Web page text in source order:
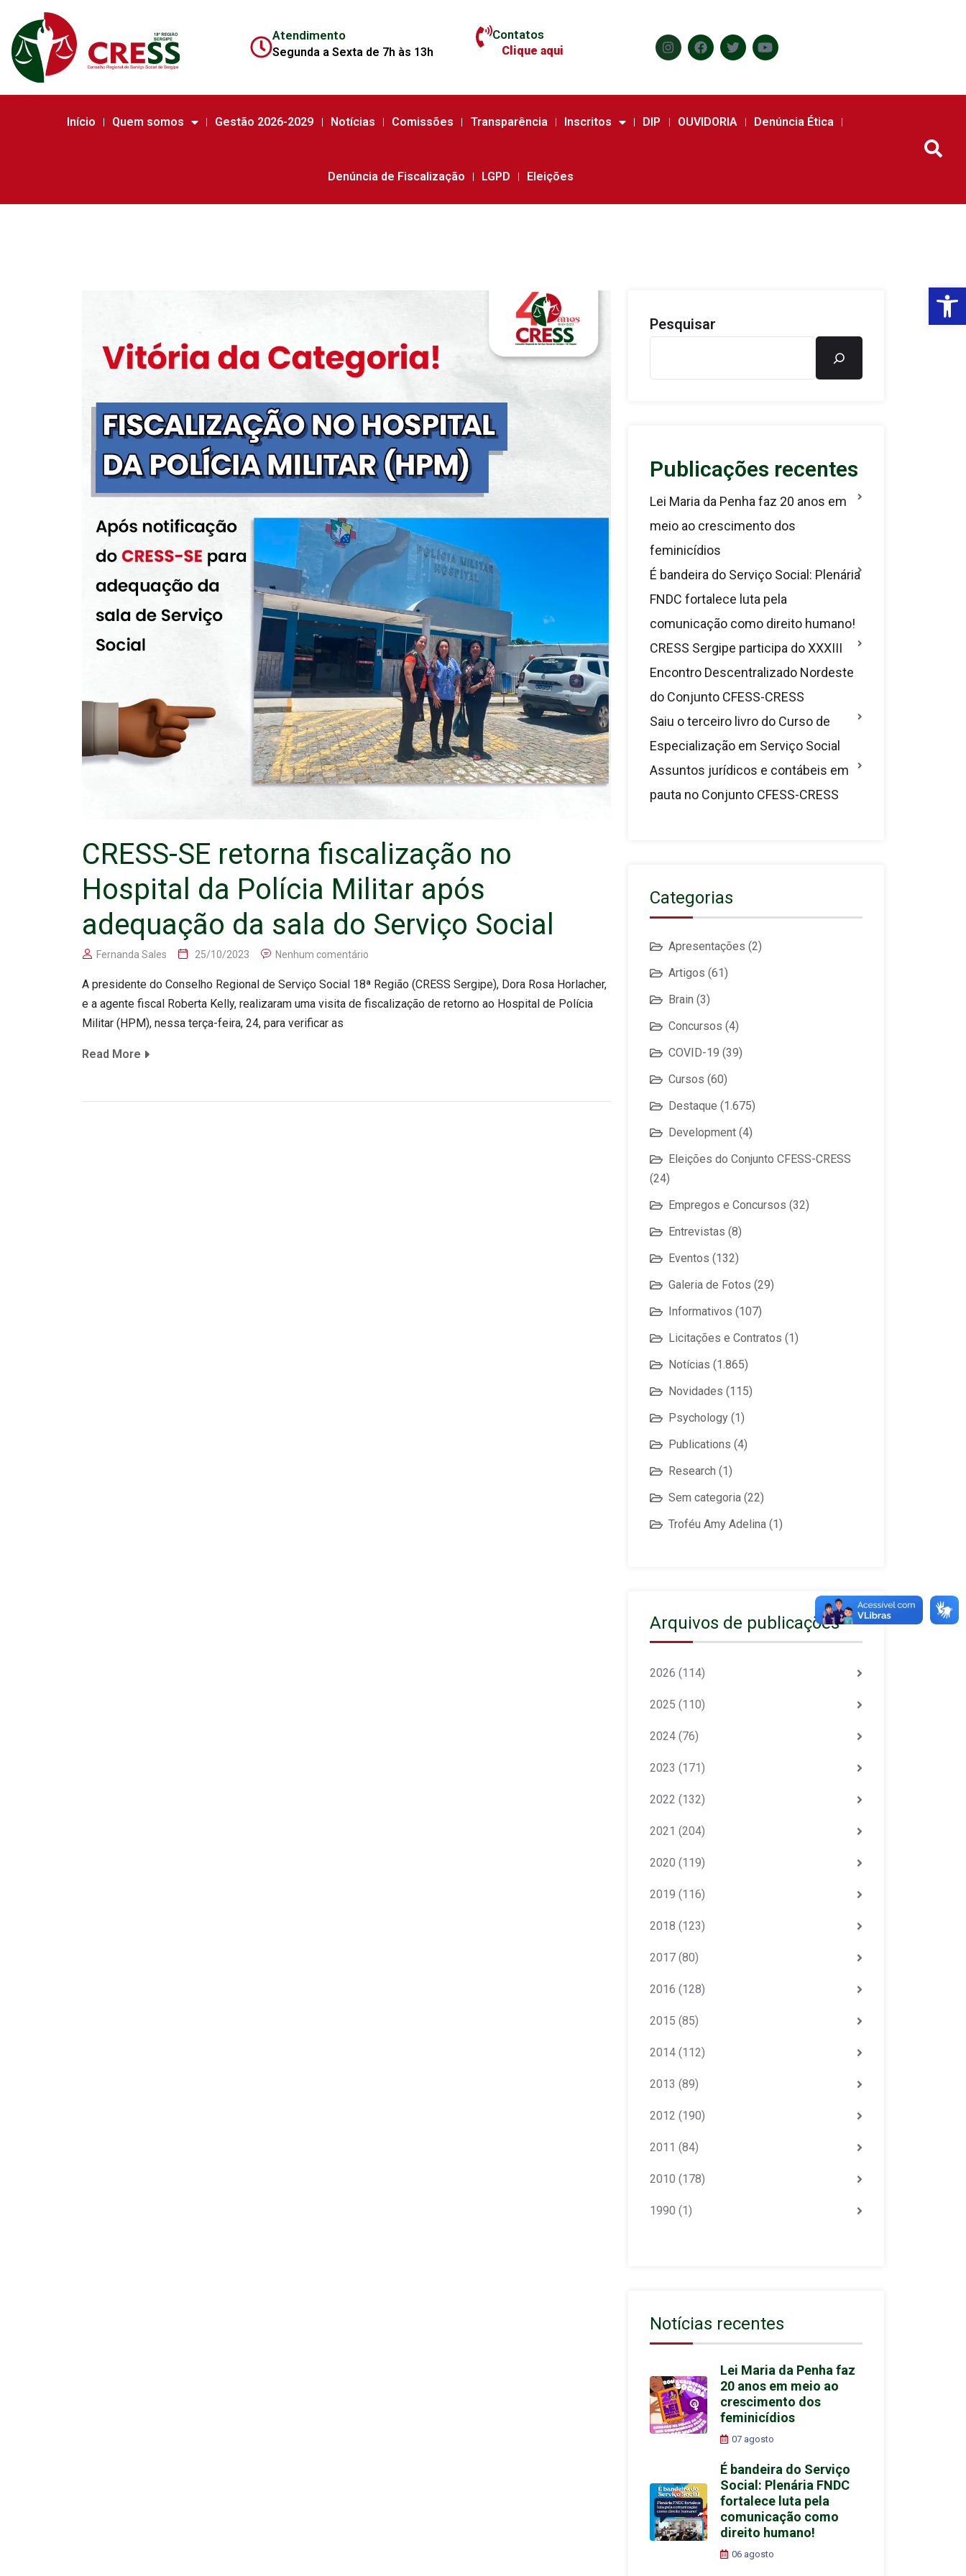
Atendimento
Segunda a Sexta de 7h às 13h
Contatos
Clique aqui
Início Quem somos Gestão 2026-2029 Notícias Comissões Transparência Inscritos DIP OUVIDORIA Denúncia Ética
Denúncia de Fiscalização LGPD Eleições
CRESS-SE retorna fiscalização no
Hospital da Polícia Militar após
adequação da sala do Serviço Social
Fernanda Sales 25/10/2023 Nenhum comentário
A presidente do Conselho Regional de Serviço Social 18ª Região (CRESS Sergipe), Dora Rosa Horlacher,
e a agente fiscal Roberta Kelly, realizaram uma visita de fiscalização de retorno ao Hospital de Polícia
Militar (HPM), nessa terça-feira, 24, para verificar as
Read More
Pesquisar
Publicações recentes
Lei Maria da Penha faz 20 anos em
meio ao crescimento dos
feminicídios
É bandeira do Serviço Social: Plenária
FNDC fortalece luta pela
comunicação como direito humano!
CRESS Sergipe participa do XXXIII
Encontro Descentralizado Nordeste
do Conjunto CFESS-CRESS
Saiu o terceiro livro do Curso de
Especialização em Serviço Social
Assuntos jurídicos e contábeis em
pauta no Conjunto CFESS-CRESS
Categorias
Apresentações (2)
Artigos (61)
Brain (3)
Concursos (4)
COVID-19 (39)
Cursos (60)
Destaque (1.675)
Development (4)
Eleições do Conjunto CFESS-CRESS
(24)
Empregos e Concursos (32)
Entrevistas (8)
Eventos (132)
Galeria de Fotos (29)
Informativos (107)
Licitações e Contratos (1)
Notícias (1.865)
Novidades (115)
Psychology (1)
Publications (4)
Research (1)
Sem categoria (22)
Troféu Amy Adelina (1)
Arquivos de publicações
2026 (114)
2025 (110)
2024 (76)
2023 (171)
2022 (132)
2021 (204)
2020 (119)
2019 (116)
2018 (123)
2017 (80)
2016 (128)
2015 (85)
2014 (112)
2013 (89)
2012 (190)
2011 (84)
2010 (178)
1990 (1)
Notícias recentes
Lei Maria da Penha faz
20 anos em meio ao
crescimento dos
feminicídios
07 agosto
É bandeira do Serviço
Social: Plenária FNDC
fortalece luta pela
comunicação como
direito humano!
06 agosto